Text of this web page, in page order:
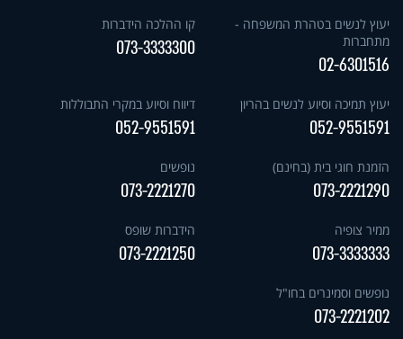
יעוץ לנשים בטהרת המשפחה -
מתחברות
02-6301516
קו ההלכה הידברות
073-3333300
יעוץ תמיכה וסיוע לנשים בהריון
052-9551591
דיווח וסיוע במקרי התבוללות
052-9551591
הזמנת חוגי בית (בחינם)
073-2221290
נופשים
073-2221270
ממיר צופיה
073-3333333
הידברות שופס
073-2221250
נופשים וסמינרים בחו"ל
073-2221202